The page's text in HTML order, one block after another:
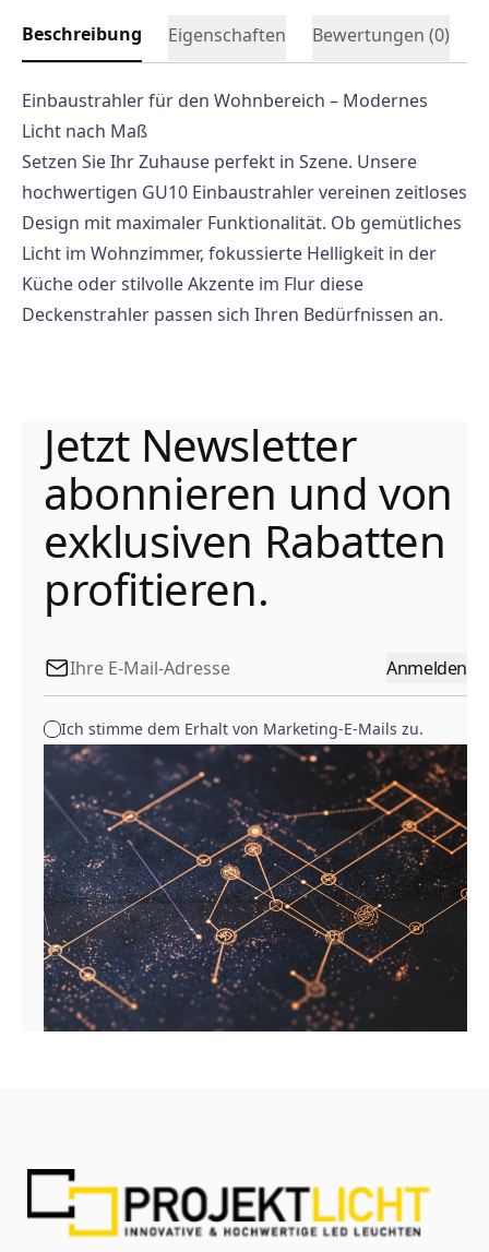
Beschreibung Eigenschaften Bewertungen (0)
Einbaustrahler für den Wohnbereich – Modernes
Licht nach Maß
Setzen Sie Ihr Zuhause perfekt in Szene. Unsere
hochwertigen GU10 Einbaustrahler vereinen zeitloses
Design mit maximaler Funktionalität. Ob gemütliches
Licht im Wohnzimmer, fokussierte Helligkeit in der
Küche oder stilvolle Akzente im Flur diese
Deckenstrahler passen sich Ihren Bedürfnissen an.
Jetzt Newsletter
abonnieren und von
exklusiven Rabatten
profitieren.
Anmelden
Ich stimme dem Erhalt von Marketing-E-Mails zu.